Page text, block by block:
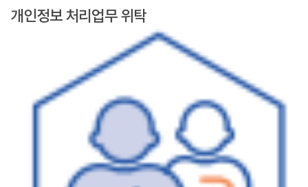
개인정보 처리업무 위탁